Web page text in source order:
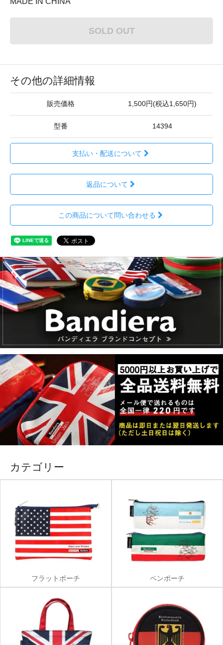
SOLD OUT
その他の詳細情報
販売価格 1,500円(税込1,650円)
型番 14394
支払い・配送について
返品について
この商品について問い合わせる
カテゴリー
フラットポーチ ペンポーチ